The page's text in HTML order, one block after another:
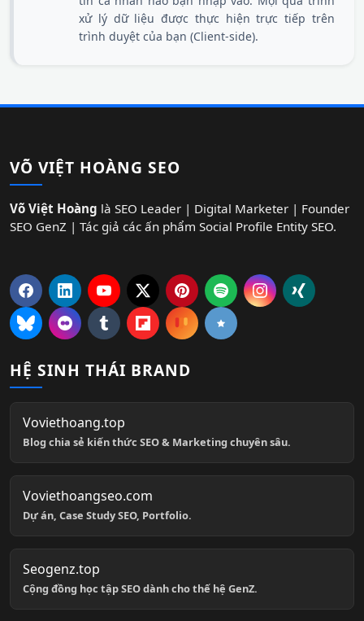
xử lý dữ liệu được thực hiện trực tiếp trên
trình duyệt của bạn (Client-side).
VÕ VIỆT HOÀNG SEO
Võ Việt Hoàng là SEO Leader | Digital Marketer | Founder
SEO GenZ | Tác giả các ấn phẩm Social Profile Entity SEO.
HỆ SINH THÁI BRAND
Voviethoang.top
Blog chia sẻ kiến thức SEO & Marketing chuyên sâu.
Voviethoangseo.com
Dự án, Case Study SEO, Portfolio.
Seogenz.top
Cộng đồng học tập SEO dành cho thế hệ GenZ.